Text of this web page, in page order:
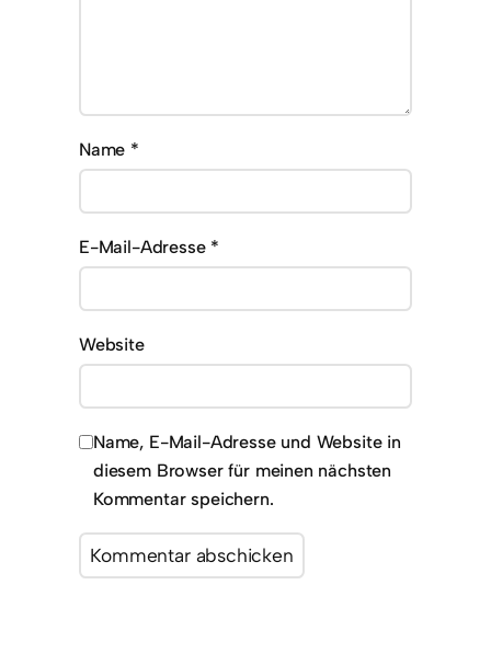
Name *
E-Mail-Adresse *
Website
Name, E-Mail-Adresse und Website in
diesem Browser für meinen nächsten
Kommentar speichern.